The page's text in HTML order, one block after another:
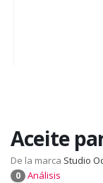
Aceite
De la marca Studio
0 Análisis